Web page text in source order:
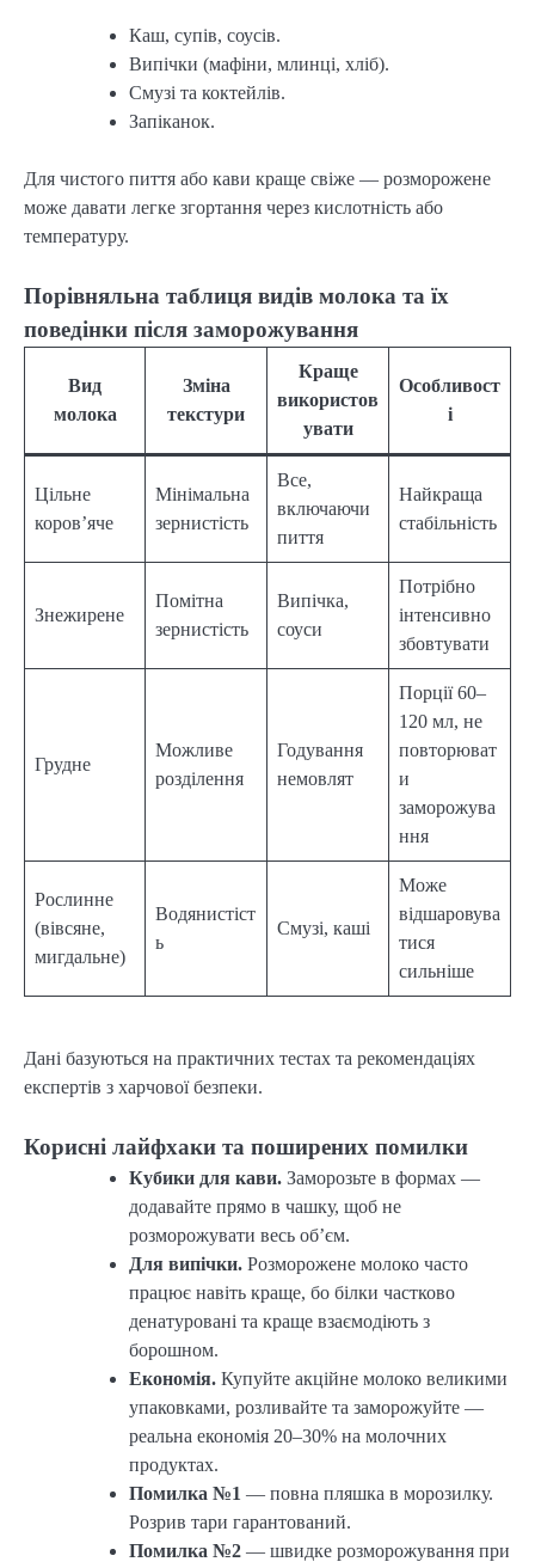
Каш, супів, соусів.
Випічки (мафіни, млинці, хліб).
Смузі та коктейлів.
Запіканок.
Для чистого пиття або кави краще свіже — розморожене
може давати легке згортання через кислотність або
температуру.
Порівняльна таблиця видів молока та їх
поведінки після заморожування
Вид
молока
Зміна
текстури
Краще
використов
увати
Особливост
і
Цільне
коров’яче
Мінімальна
зернистість
Все,
включаючи
пиття
Найкраща
стабільність
Знежирене
Помітна
зернистість
Випічка,
соуси
Потрібно
інтенсивно
збовтувати
Грудне
Можливе
розділення
Годування
немовлят
Порції 60–
120 мл, не
повторюват
и
заморожува
ння
Рослинне
(вівсяне,
мигдальне)
Водянистіст
ь
Смузі, каші
Може
відшаровува
тися
сильніше
Дані базуються на практичних тестах та рекомендаціях
експертів з харчової безпеки.
Корисні лайфхаки та поширених помилки
Кубики для кави. Заморозьте в формах —
додавайте прямо в чашку, щоб не
розморожувати весь об’єм.
Для випічки. Розморожене молоко часто
працює навіть краще, бо білки частково
денатуровані та краще взаємодіють з
борошном.
Економія. Купуйте акційне молоко великими
упаковками, розливайте та заморожуйте —
реальна економія 20–30% на молочних
продуктах.
Помилка №1 — повна пляшка в морозилку.
Розрив тари гарантований.
Помилка №2 — швидке розморожування при